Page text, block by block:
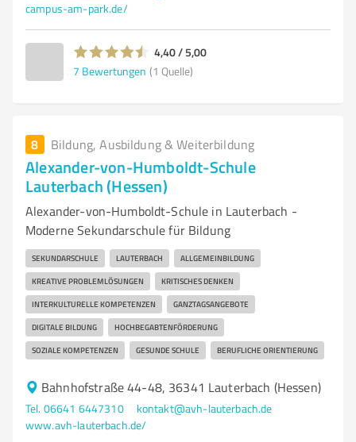
campus-am-park.de/
4,40 / 5,00
7 Bewertungen (1 Quelle)
8 Bildung, Ausbildung & Weiterbildung
Alexander-von-Humboldt-Schule
Lauterbach (Hessen)
Alexander-von-Humboldt-Schule in Lauterbach -
Moderne Sekundarschule für Bildung
SEKUNDARSCHULE LAUTERBACH ALLGEMEINBILDUNG
KREATIVE PROBLEMLÖSUNGEN KRITISCHES DENKEN
INTERKULTURELLE KOMPETENZEN GANZTAGSANGEBOTE
DIGITALE BILDUNG HOCHBEGABTENFÖRDERUNG
SOZIALE KOMPETENZEN GESUNDE SCHULE BERUFLICHE ORIENTIERUNG
Bahnhofstraße 44-48, 36341 Lauterbach (Hessen)
Tel. 06641 6447310
kontakt@avh-lauterbach.de
www.avh-lauterbach.de/